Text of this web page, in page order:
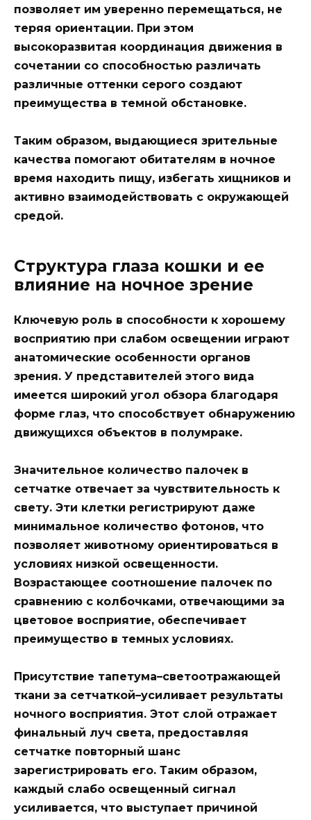
позволяет им уверенно перемещаться, не
теряя ориентации. При этом
высокоразвитая координация движения в
сочетании со способностью различать
различные оттенки серого создают
преимущества в темной обстановке.
Таким образом, выдающиеся зрительные
качества помогают обитателям в ночное
время находить пищу, избегать хищников и
активно взаимодействовать с окружающей
средой.
Структура глаза кошки и ее
влияние на ночное зрение
Ключевую роль в способности к хорошему
восприятию при слабом освещении играют
анатомические особенности органов
зрения. У представителей этого вида
имеется широкий угол обзора благодаря
форме глаз, что способствует обнаружению
движущихся объектов в полумраке.
Значительное количество палочек в
сетчатке отвечает за чувствительность к
свету. Эти клетки регистрируют даже
минимальное количество фотонов, что
позволяет животному ориентироваться в
условиях низкой освещенности.
Возрастающее соотношение палочек по
сравнению с колбочками, отвечающими за
цветовое восприятие, обеспечивает
преимущество в темных условиях.
Присутствие тапетума–светоотражающей
ткани за сетчаткой–усиливает результаты
ночного восприятия. Этот слой отражает
финальный луч света, предоставляя
сетчатке повторный шанс
зарегистрировать его. Таким образом,
каждый слабо освещенный сигнал
усиливается, что выступает причиной